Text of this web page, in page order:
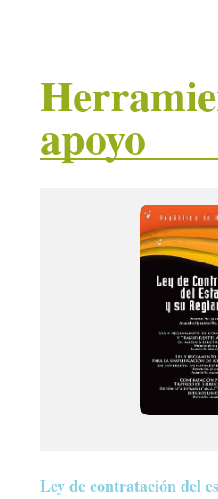
apoyo
Ley de contratación del